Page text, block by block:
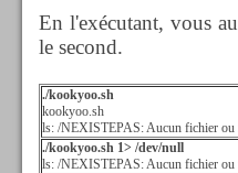
En l'exécutant, vous
le second.
./kookyoo.sh
kookyoo.sh
ls: /NEXISTEPAS: Aucun fichier ou
./kookyoo.sh 1> /dev/null
ls: /NEXISTEPAS: Aucun fichier ou